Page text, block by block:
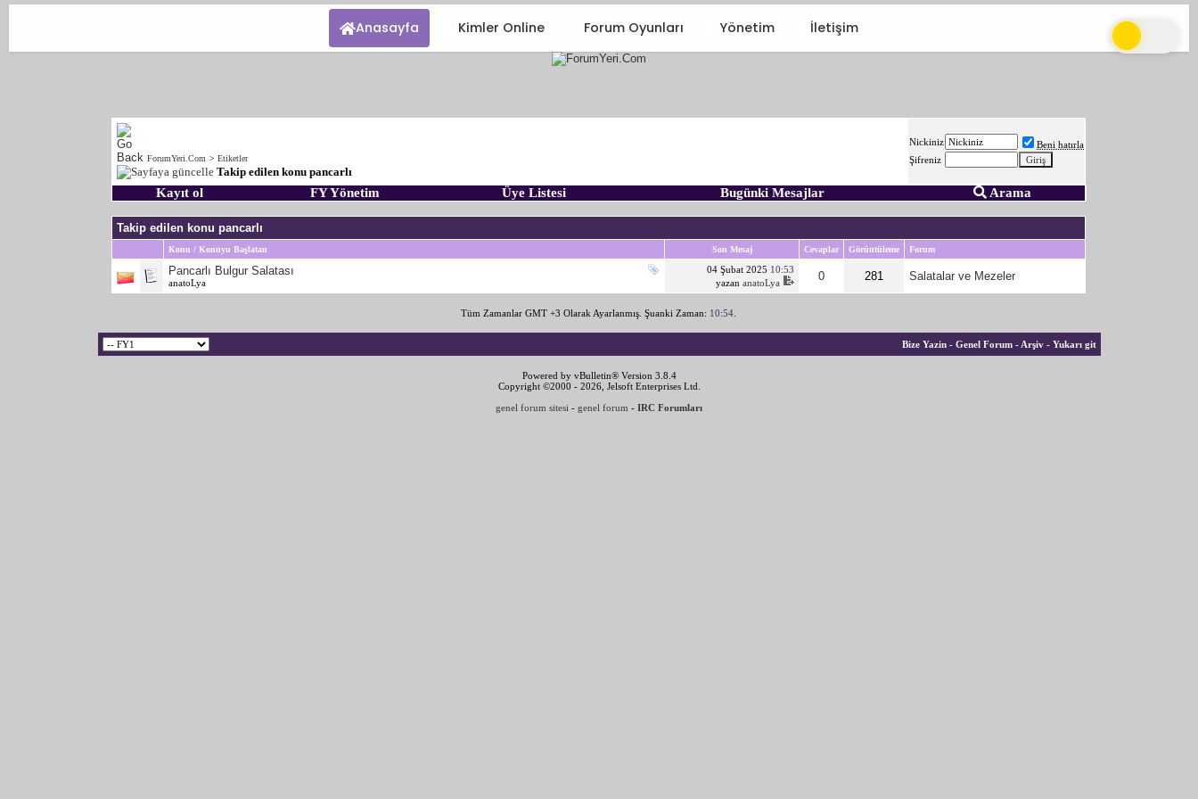
Anasayfa Kimler Online Forum Oyunları Yönetim İletişim
ForumYeri.Com >Etiketler
Takip edilen konu pancarlı
Nickiniz
Beni hatırla
Şifreniz
Kayıt ol FY Yönetim Üye Listesi Bugünki Mesajlar Arama
Takip edilen konu pancarlı
Konu / Konuyu Başlatan Son Mesaj Cevaplar Görüntüleme Forum
Pancarlı Bulgur Salatası
anatoLya
04 Şubat 2025 10:53
yazananatoLya 0 281 Salatalar ve Mezeler
Tüm Zamanlar GMT +3 Olarak Ayarlanmış. Şuanki Zaman: 10:54
Bize Yazin- Genel Forum- Arşiv- Yukarı git
Powered by vBulletin® Version 3.8.4
Copyright ©2000 - 2026, Jelsoft Enterprises Ltd.
genel forum sitesi - genel forum - IRC Forumları